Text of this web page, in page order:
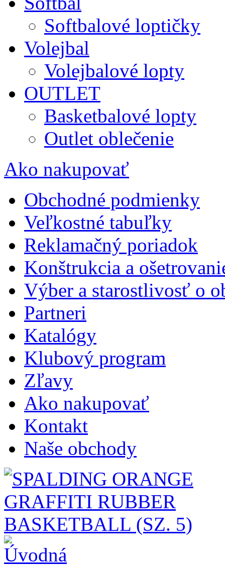
Softbalové loptičky
Volejbal
Volejbalové lopty
OUTLET
Basketbalové lopty
Outlet oblečenie
Ako nakupovať
Obchodné podmienky
Veľkostné tabuľky
Reklamačný poriadok
Konštrukcia a
Výber a starostlivosť o
Partneri
Katalógy
Klubový program
Zľavy
Ako nakupovať
Kontakt
Naše obchody